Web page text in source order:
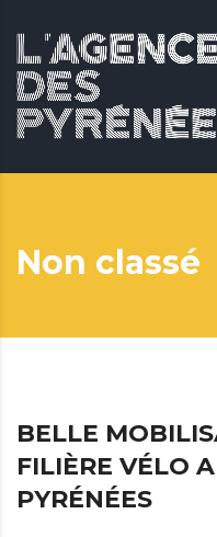
Non classé
BELLE
FILIÈRE VÉLO
PYRÉNÉES